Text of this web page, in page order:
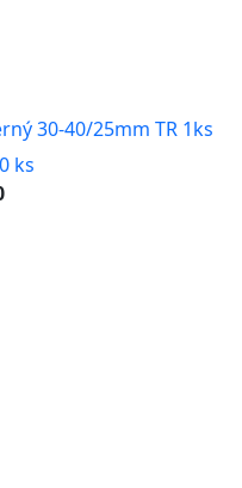
30-40/25mm TR 1ks
ks